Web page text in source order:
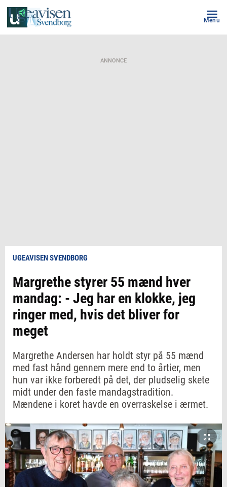
Menu
ANNONCE
UGEAVISEN SVENDBORG
Margrethe styrer 55 mænd hver
mandag: - Jeg har en klokke, jeg
ringer med, hvis det bliver for
meget
Margrethe Andersen har holdt styr på 55 mænd
med fast hånd gennem mere end to årtier, men
hun var ikke forberedt på det, der pludselig skete
midt under den faste mandagstradition.
Mændene i koret havde en overraskelse i ærmet.